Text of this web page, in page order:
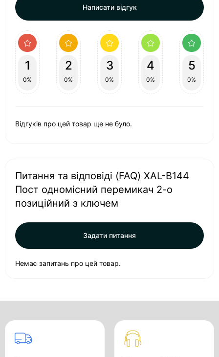
Написати відгук
1
0%
2
0%
3
0%
4
0%
5
0%
Відгуків про цей товар ще не було.
Питання та відповіді (FAQ) XAL-B144
Пост одномісний перемикач 2-о
позиційний з ключем
Задати питання
Немає запитань про цей товар.